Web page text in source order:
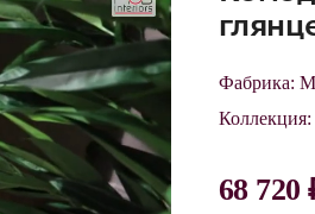
Фабрика:
Коллекция:
68 720